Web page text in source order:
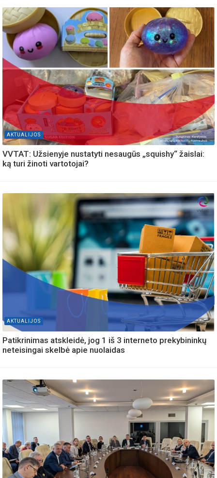
AKTUALIJOS
VVTAT: Užsienyje nustatyti nesaugūs „squishy“ žaislai:
ką turi žinoti vartotojai?
AKTUALIJOS
Patikrinimas atskleidė, jog 1 iš 3 interneto prekybininkų
neteisingai skelbė apie nuolaidas